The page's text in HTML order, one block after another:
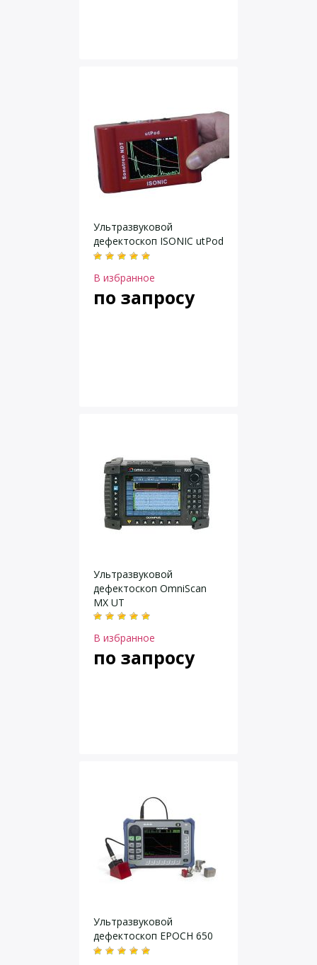
Ультразвуковой
дефектоскоп ISONIC utPod
В избранное
по запросу
Ультразвуковой
дефектоскоп OmniScan
MX UT
В избранное
по запросу
Ультразвуковой
дефектоскоп EPOCH 650